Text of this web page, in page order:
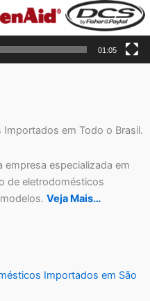
01:05
em Todo o Brasil.
especializada em
de eletrodomésticos
Veja Mais…
Importados em São